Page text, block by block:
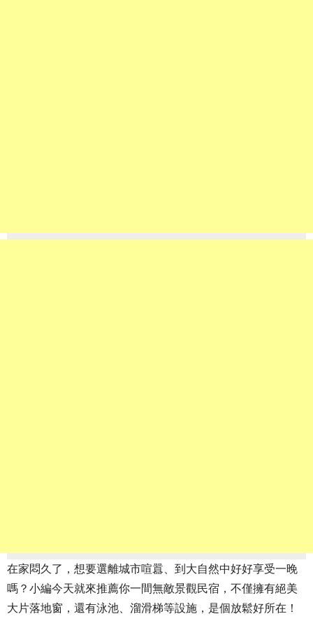
在家悶久了，想要選離城市喧囂、到大自然中好好享受一晚
嗎？小編今天就來推薦你一間無敵景觀民宿，不僅擁有絕美
大片落地窗，還有泳池、溜滑梯等設施，是個放鬆好所在！